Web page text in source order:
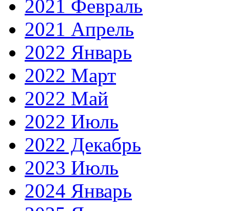
2021 Февраль
2021 Апрель
2022 Январь
2022 Март
2022 Май
2022 Июль
2022 Декабрь
2023 Июль
2024 Январь